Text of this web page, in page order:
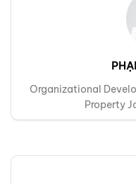
Organizational
Property